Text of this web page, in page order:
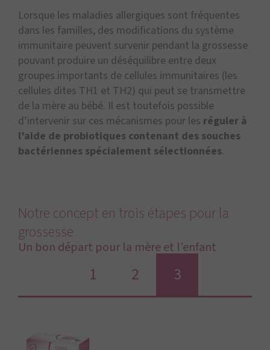
Lorsque les maladies allergiques sont fréquentes
dans les familles, des modifications du système
immunitaire peuvent survenir pendant la grossesse
pouvant produire un déséquilibre entre deux
groupes importants de cellules immunitaires (les
cellules dites TH1 et TH2) qui peut se transmettre
de la mère au bébé. Il est toutefois possible
d’intervenir sur ces mécanismes pour les réguler à
l’aide de probiotiques contenant des souches
bactériennes spécialement sélectionnées.
Notre concept en trois étapes pour la
grossesse
Un bon départ pour la mère et l'enfant
1 2 3